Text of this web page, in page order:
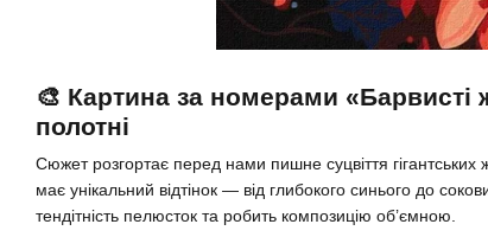
🎨 Картина за номерами
полотні
Сюжет розгортає перед нами пишне суцвіття
має унікальний відтінок — від глибокого синього до
тендітність пелюсток та робить композицію об’ємною.